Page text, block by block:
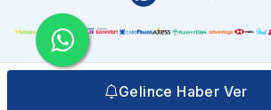
Gelince Haber Ver
Gelince Haber Ver
Atakan Petshop - 2025 Tüm Hakları Saklıdır